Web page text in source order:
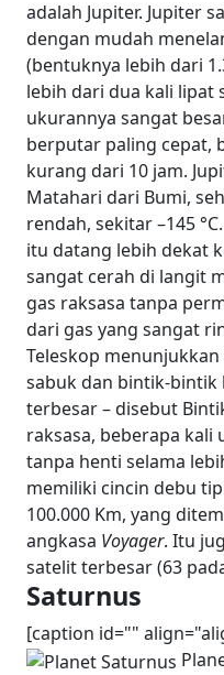
adalah Jupiter. Jupiter
dengan mudah
(bentuknya lebih dari
lebih dari dua kali lipat
ukurannya sangat
berputar paling cepat,
kurang dari 10 jam.
Matahari dari Bumi,
rendah, sekitar –145
itu datang lebih dekat
sangat cerah di langit
gas raksasa tanpa
dari gas yang sangat
Teleskop
sabuk dan bintik-
terbesar – disebut
raksasa, beberapa kali
tanpa henti selama
memiliki cincin debu
100.000 Km, yang
angkasa Voyager. Itu
satelit terbesar (63
Saturnus
[caption id=""